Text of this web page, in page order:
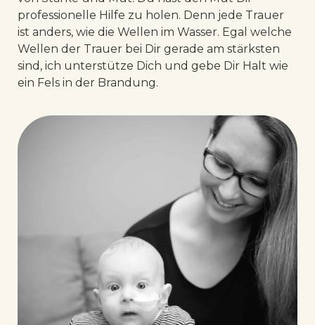
professionelle Hilfe zu holen. Denn jede Trauer
ist anders, wie die Wellen im Wasser. Egal welche
Wellen der Trauer bei Dir gerade am stärksten
sind, ich unterstütze Dich und gebe Dir Halt wie
ein Fels in der Brandung.